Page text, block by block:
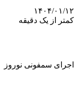
۱۴۰۴/۰۱/۱۲
کمتر از یک دقیقه
اجرای سمفونی نوروز